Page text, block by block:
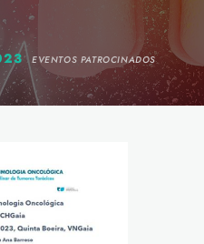
EVENTOS PATROCINADOS